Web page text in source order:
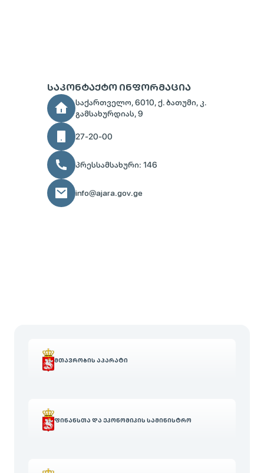
ᲡᲐᲙᲝᲜᲢᲐᲥᲢᲝ ᲘᲜᲤᲝᲠᲛᲐᲪᲘᲐ
საქართველო, 6010, ქ. ბათუმი, კ.
გამსახურდიას, 9
27-20-00
პრესსამსახური: 146
info@ajara.gov.ge
ᲛᲗᲐᲕᲠᲝᲑᲘᲡ ᲐᲞᲐᲠᲐᲢᲘ
ᲤᲘᲜᲐᲜᲡᲗᲐ ᲓᲐ ᲔᲙᲝᲜᲝᲛᲘᲙᲘᲡ ᲡᲐᲛᲘᲜᲘᲡᲢᲠᲝ